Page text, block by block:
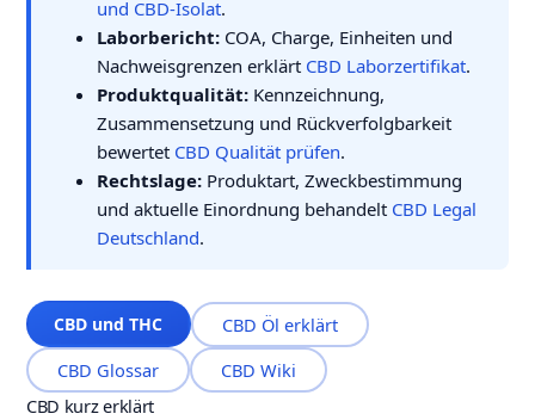
und CBD-Isolat.
Laborbericht:COA, Charge, Einheiten und
Nachweisgrenzen erklärt CBD Laborzertifikat.
Produktqualität:Kennzeichnung,
Zusammensetzung und Rückverfolgbarkeit
bewertet CBD Qualität prüfen.
Rechtslage:Produktart, Zweckbestimmung
und aktuelle Einordnung behandelt CBD Legal
Deutschland.
CBD und THC
CBD Öl erklärt
CBD Glossar
CBD Wiki
CBD kurz erklärt